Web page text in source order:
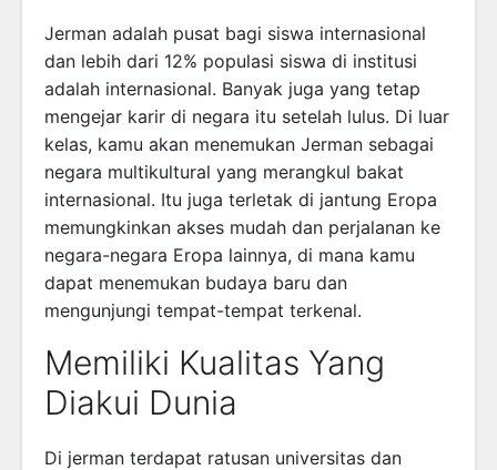
Jerman adalah pusat bagi siswa internasional
dan lebih dari 12% populasi siswa di institusi
adalah internasional. Banyak juga yang tetap
mengejar karir di negara itu setelah lulus. Di luar
kelas, kamu akan menemukan Jerman sebagai
negara multikultural yang merangkul bakat
internasional. Itu juga terletak di jantung Eropa
memungkinkan akses mudah dan perjalanan ke
negara-negara Eropa lainnya, di mana kamu
dapat menemukan budaya baru dan
mengunjungi tempat-tempat terkenal.
Memiliki Kualitas Yang
Diakui Dunia
Di jerman terdapat ratusan universitas dan